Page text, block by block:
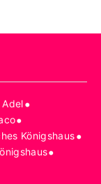
•
•
Königshaus•
•